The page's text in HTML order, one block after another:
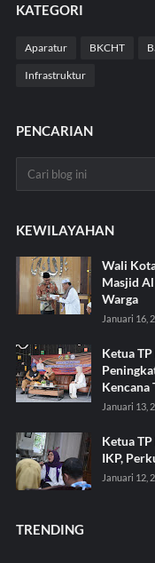
KATEGORI
Aparatur BKCHT
Infrastruktur
PENCARIAN
KEWILAYAHAN
Wali
Masjid
Warga
Januari 16,
Ketua
Kencana
Januari 13,
Ketua
IKP,
Januari 12,
TRENDING